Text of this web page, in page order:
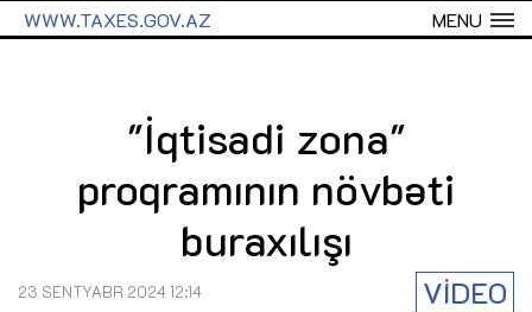
MENU
WWW.TAXES.GOV.AZ
"İqtisadi zona"
proqramının növbəti
buraxılışı
VİDEO
23 SENTYABR 2024 12:14